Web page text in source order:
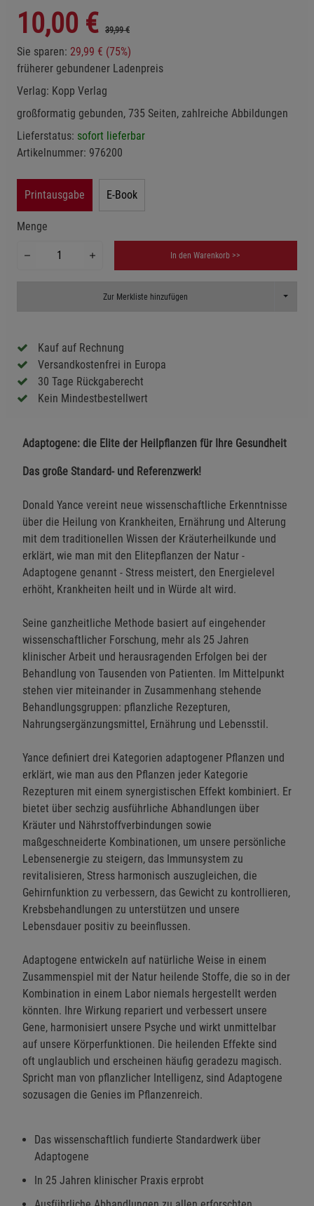
10,00 € 39,99 €
Sie sparen: 29,99 € (75%)
früherer gebundener Ladenpreis
Verlag: Kopp Verlag
großformatig gebunden, 735 Seiten, zahlreiche Abbildungen
Lieferstatus: sofort lieferbar
Artikelnummer: 976200
Printausgabe E-Book
Menge
In den Warenkorb >>
Zur Merkliste hinzufügen Toggle
Kauf auf Rechnung
Versandkostenfrei in Europa
30 Tage Rückgaberecht
Kein Mindestbestellwert
Adaptogene: die Elite der Heilpflanzen für Ihre Gesundheit
Das große Standard- und Referenzwerk!
Donald Yance vereint neue wissenschaftliche Erkenntnisse
über die Heilung von Krankheiten, Ernährung und Alterung
mit dem traditionellen Wissen der Kräuterheilkunde und
erklärt, wie man mit den Elitepflanzen der Natur -
Adaptogene genannt - Stress meistert, den Energielevel
erhöht, Krankheiten heilt und in Würde alt wird.
Seine ganzheitliche Methode basiert auf eingehender
wissenschaftlicher Forschung, mehr als 25 Jahren
klinischer Arbeit und herausragenden Erfolgen bei der
Behandlung von Tausenden von Patienten. Im Mittelpunkt
stehen vier miteinander in Zusammenhang stehende
Behandlungsgruppen: pflanzliche Rezepturen,
Nahrungsergänzungsmittel, Ernährung und Lebensstil.
Yance definiert drei Kategorien adaptogener Pflanzen und
erklärt, wie man aus den Pflanzen jeder Kategorie
Rezepturen mit einem synergistischen Effekt kombiniert. Er
bietet über sechzig ausführliche Abhandlungen über
Kräuter und Nährstoffverbindungen sowie
maßgeschneiderte Kombinationen, um unsere persönliche
Lebensenergie zu steigern, das Immunsystem zu
revitalisieren, Stress harmonisch auszugleichen, die
Gehirnfunktion zu verbessern, das Gewicht zu kontrollieren,
Krebsbehandlungen zu unterstützen und unsere
Lebensdauer positiv zu beeinflussen.
Adaptogene entwickeln auf natürliche Weise in einem
Zusammenspiel mit der Natur heilende Stoffe, die so in der
Kombination in einem Labor niemals hergestellt werden
könnten. Ihre Wirkung repariert und verbessert unsere
Gene, harmonisiert unsere Psyche und wirkt unmittelbar
auf unsere Körperfunktionen. Die heilenden Effekte sind
oft unglaublich und erscheinen häufig geradezu magisch.
Spricht man von pflanzlicher Intelligenz, sind Adaptogene
sozusagen die Genies im Pflanzenreich.
Das wissenschaftlich fundierte Standardwerk über
Adaptogene
In 25 Jahren klinischer Praxis erprobt